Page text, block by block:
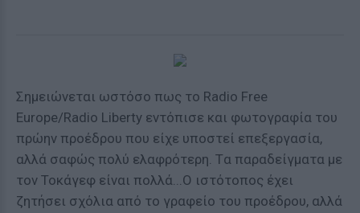
Σημειώνεται ωστόσο πως το Radio Free
Europe/Radio Liberty εντόπισε και φωτογραφία του
πρώην προέδρου που είχε υποστεί επεξεργασία,
αλλά σαφώς πολύ ελαφρότερη. Tα παραδείγματα με
τον Τοκάγεφ είναι πολλά...Ο ιστότοπος έχει
ζητήσει σχόλια από το γραφείο του προέδρου, αλλά